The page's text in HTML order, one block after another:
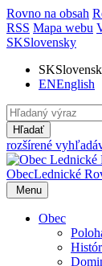
Rovno na obsah
RSS Mapa webu
SKSlovensky
SK
ENEnglish
Hľadať
rozšírené
ObecLednické
Menu
Obec